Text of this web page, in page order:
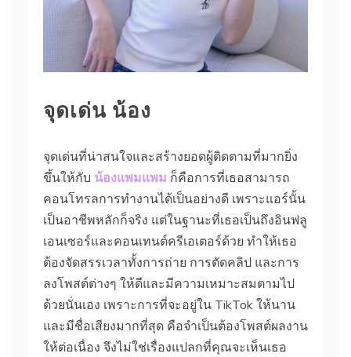
จุดเด่น น้อง
จุดเด่นที่น่าสนใจและสร้างยอดผู้ติดตามที่มากยิ่ง
ขึ้นให้กับ น้องแพมแพม ก็คือการที่เธอสามารถ
คอนโทรลการทำงานได้เป็นอย่างดี เพราะแอร์นั้น
เป็นอาชีพหลักก็จริง แต่ในฐานะที่เธอเป็นถึงอินฟลู
เอนเซอร์และคอนเทนต์ครีเอเตอร์ด้วย ทำให้เธอ
ต้องจัดสรรเวลาทั้งการถ่าย การตัดคลิป และการ
ลงโพสต์ต่างๆ ให้ดีและมีความเหมาะสมตามไป
ด้วยนั่นเอง เพราะการที่จะอยู่ใน TikTok ให้นาน
และมีชื่อเสียงมากที่สุด คือจำเป็นต้องโพสต์ผลงาน
ให้ต่อเนื่อง จึงไม่ใช่เรื่องแปลกที่คุณจะเห็นเธอ